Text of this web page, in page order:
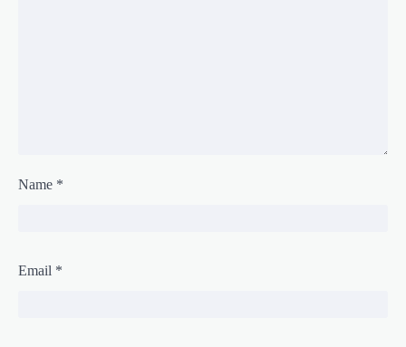
Name *
Email *